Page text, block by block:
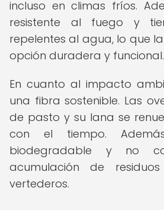
incluso en climas fríos.
resistente al fuego y
repelentes al agua, lo que
opción duradera y funcional.
En cuanto al impacto
una fibra sostenible. Las
de pasto y su lana se
con el tiempo.
biodegradable y no
acumulación de
vertederos.